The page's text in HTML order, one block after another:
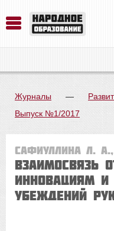
Журналы —
Выпуск №1/2017
Сафиуллина Л.
ВЗАИМОСВЯЗЬ
ИННОВАЦИЯМ И
УБЕЖДЕНИЙ